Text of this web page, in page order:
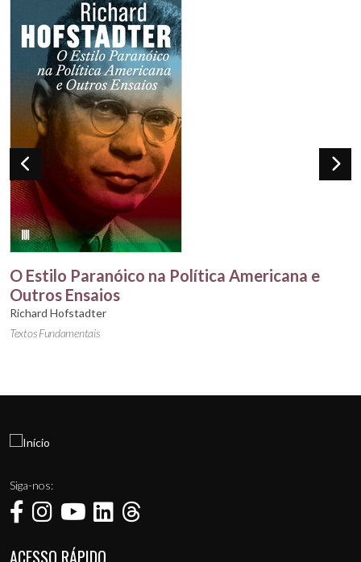
O Estilo Paranóico na Política Americana e
Outros Ensaios
Richard Hofstadter
Textos Fundamentais
Siga-nos: